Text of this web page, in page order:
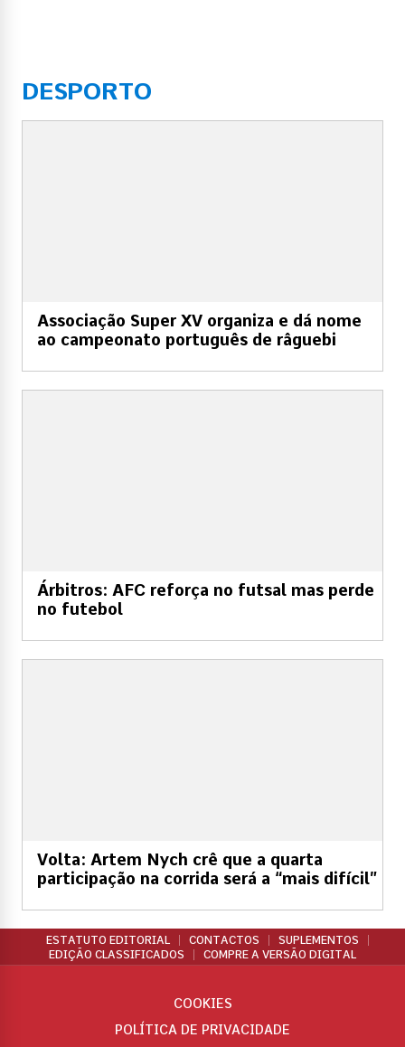
DESPORTO
Associação Super XV organiza e dá nome
ao campeonato português de râguebi
Árbitros: AFC reforça no futsal mas perde
no futebol
Volta: Artem Nych crê que a quarta
participação na corrida será a “mais difícil”
ESTATUTO EDITORIAL CONTACTOS
SUPLEMENTOS
EDIÇÃO CLASSIFICADOS
COMPRE A VERSÃO DIGITAL
COOKIES
POLÍTICA DE PRIVACIDADE